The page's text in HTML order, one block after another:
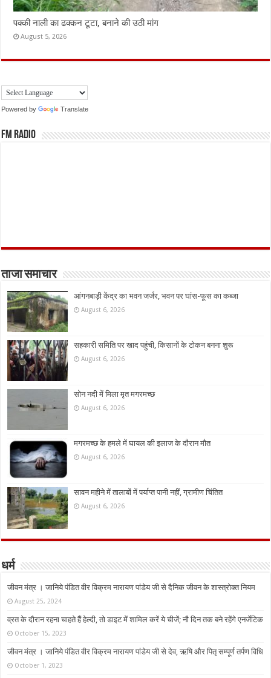
पक्की नाली का ढक्कन टूटा, बनाने की उठी मांग
August 5, 2026
Powered by Translate
FM Radio
ताजा समाचार
आंगनबाड़ी केंद्र का भवन जर्जर, भवन पर घांस-फूस का कब्जा
August 6, 2026
सहकारी समिति पर खाद पहुंची, किसानों के टोकन बनना शुरू
August 6, 2026
सोन नदी में मिला मृत मगरमच्छ
August 6, 2026
मगरमच्छ के हमले में घायल की इलाज के दौरान मौत
August 6, 2026
सावन महीने में तालाबों में पर्याप्त पानी नहीं, ग्रामीण चिंतित
August 6, 2026
धर्म
जीवन मंत्र । जानिये पंडित वीर विक्रम नारायण पांडेय जी से दैनिक जीवन के शास्त्रोक्त नियम
August 25, 2024
व्रत के दौरान रहना चाहते हैं हेल्दी, तो डाइट में शामिल करें ये चीजें; नौ दिन तक बने रहेंगे एनर्जेटिक
October 15, 2023
जीवन मंत्र । जानिये पंडित वीर विक्रम नारायण पांडेय जी से देव, ऋषि और पितृ सम्पूर्ण तर्पण विधि
October 1, 2023